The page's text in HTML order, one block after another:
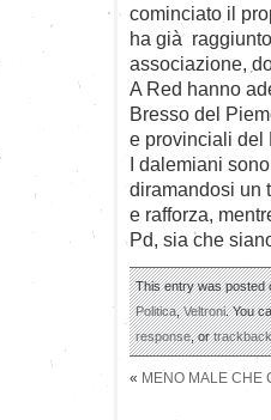
cominciato il
ha già
associazione,
A Red hanno
Bresso del
e provinciali del
I dalemiani
diramandosi un
e rafforza,
Pd, sia che
This entry was posted
Politica,Veltroni. You
response, ortrackback
« MENO MALE CHE